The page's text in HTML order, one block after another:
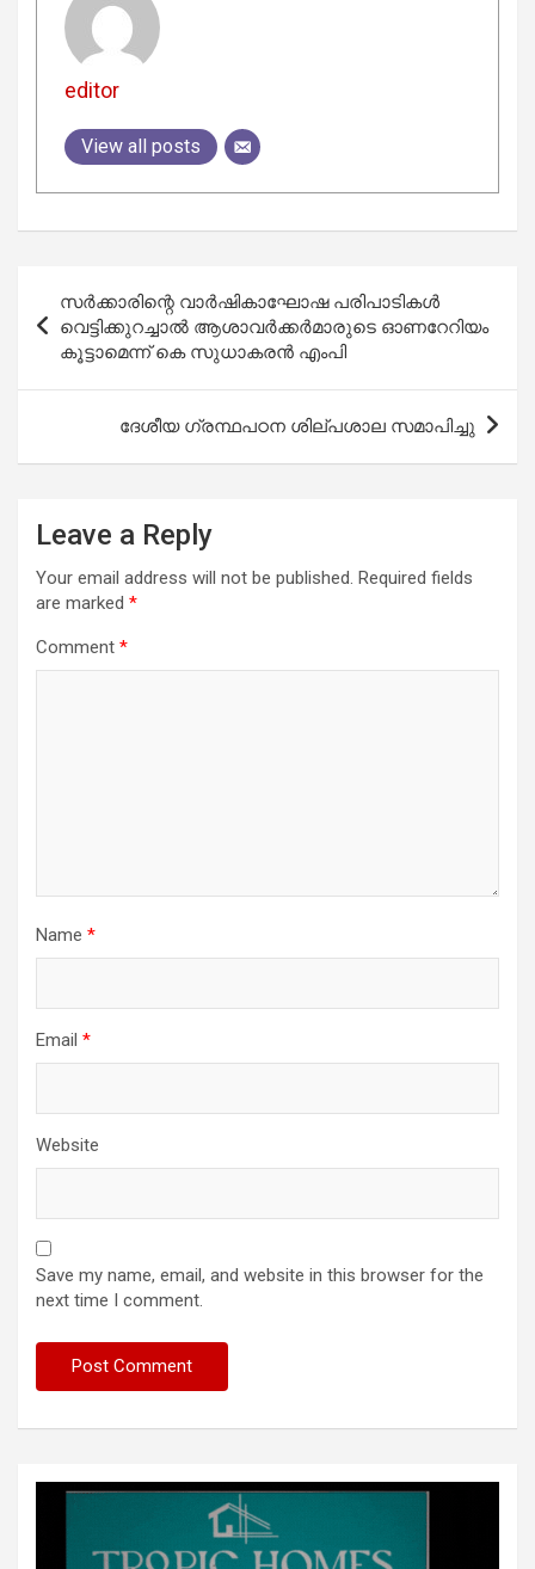
editor
View all posts
navigation
സര്‍ക്കാരിന്റെ വാര്‍ഷികാഘോഷ പരിപാടികള്‍
വെട്ടിക്കുറച്ചാല്‍ ആശാവര്‍ക്കര്‍മാരുടെ ഓണറേറിയം
കൂട്ടാമെന്ന് കെ സുധാകരന്‍ എംപി
ദേശീയ ഗ്രന്ഥപഠന ശില്പശാല സമാപിച്ചു
Leave a Reply
Your email address will not be published. Required fields
are marked *
Comment *
Name *
Email *
Website
Save my name, email, and website in this browser for the
next time I comment.